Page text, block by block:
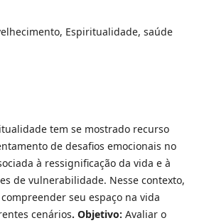
Espiritualidade, saúde
tem se mostrado recurso
de desafios emocionais no
à ressignificação da vida e à
de vulnerabilidade. Nesse contexto,
seu espaço na vida
cenários. Objetivo: Avaliar o